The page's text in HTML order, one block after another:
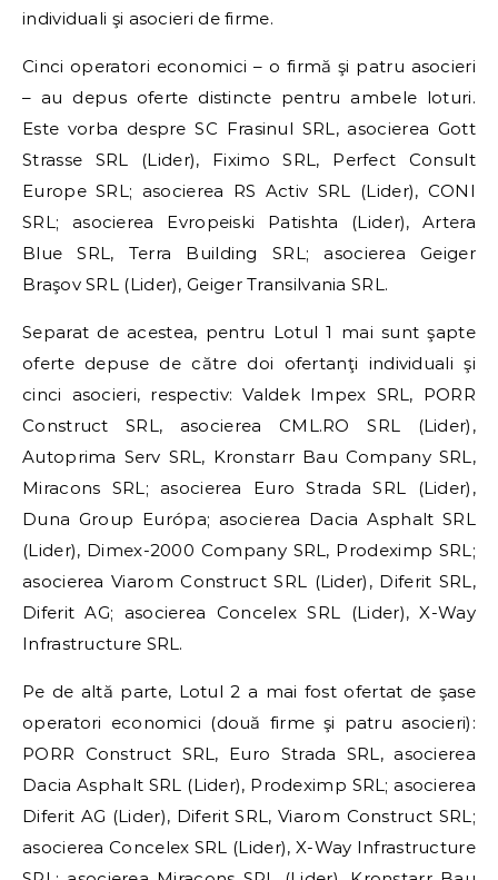
individuali şi asocieri de firme.
Cinci operatori economici – o firmă şi patru asocieri
– au depus oferte distincte pentru ambele loturi.
Este vorba despre SC Frasinul SRL, asocierea Gott
Strasse SRL (Lider), Fiximo SRL, Perfect Consult
Europe SRL; asocierea RS Activ SRL (Lider), CONI
SRL; asocierea Evropeiski Patishta (Lider), Artera
Blue SRL, Terra Building SRL; asocierea Geiger
Braşov SRL (Lider), Geiger Transilvania SRL.
Separat de acestea, pentru Lotul 1 mai sunt şapte
oferte depuse de către doi ofertanţi individuali şi
cinci asocieri, respectiv: Valdek Impex SRL, PORR
Construct SRL, asocierea CML.RO SRL (Lider),
Autoprima Serv SRL, Kronstarr Bau Company SRL,
Miracons SRL; asocierea Euro Strada SRL (Lider),
Duna Group Európa; asocierea Dacia Asphalt SRL
(Lider), Dimex-2000 Company SRL, Prodeximp SRL;
asocierea Viarom Construct SRL (Lider), Diferit SRL,
Diferit AG; asocierea Concelex SRL (Lider), X-Way
Infrastructure SRL.
Pe de altă parte, Lotul 2 a mai fost ofertat de şase
operatori economici (două firme şi patru asocieri):
PORR Construct SRL, Euro Strada SRL, asocierea
Dacia Asphalt SRL (Lider), Prodeximp SRL; asocierea
Diferit AG (Lider), Diferit SRL, Viarom Construct SRL;
asocierea Concelex SRL (Lider), X-Way Infrastructure